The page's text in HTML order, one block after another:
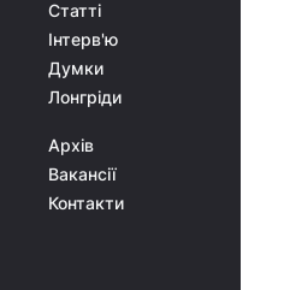
Статті
Інтерв'ю
Думки
Лонгріди
Архів
Вакансії
Контакти